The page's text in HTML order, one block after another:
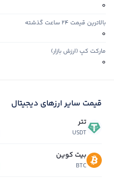
0
بالاترین قیمت ۲۴ ساعت گذشته
0
مارکت کپ (ارزش بازار)
0
قیمت سایر ارزهای دیجیتال
تتر
USDT
بیت کوین
BTC